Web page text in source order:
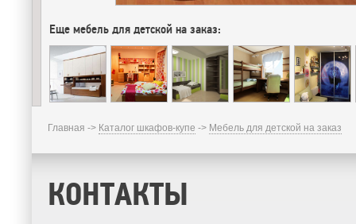
Еще мебель для детской на заказ:
Главная -> Каталог шкафов-купе -> Мебель для детской на заказ
КОНТАКТЫ